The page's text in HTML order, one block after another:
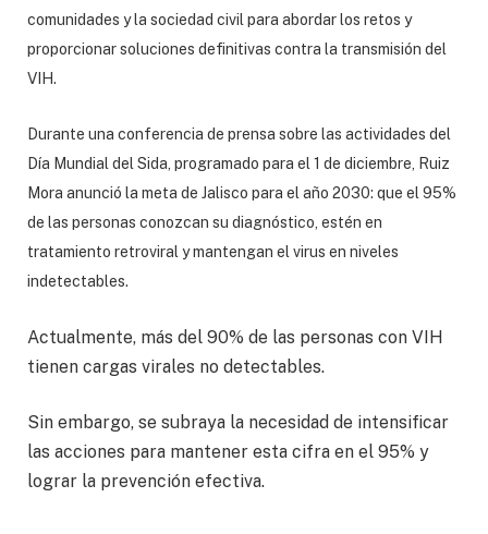
comunidades y la sociedad civil para abordar los retos y
proporcionar soluciones definitivas contra la transmisión del
VIH.
Durante una conferencia de prensa sobre las actividades del
Día Mundial del Sida, programado para el 1 de diciembre, Ruiz
Mora anunció la meta de Jalisco para el año 2030: que el 95%
de las personas conozcan su diagnóstico, estén en
tratamiento retroviral y mantengan el virus en niveles
indetectables.
Actualmente, más del 90% de las personas con VIH
tienen cargas virales no detectables.
Sin embargo, se subraya la necesidad de intensificar
las acciones para mantener esta cifra en el 95% y
lograr la prevención efectiva.